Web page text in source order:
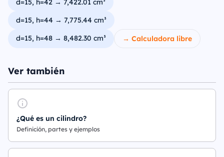
d=15, h=42 → 7,422.01 cm³
d=15, h=44 → 7,775.44 cm³
d=15, h=48 → 8,482.30 cm³
→ Calculadora libre
Ver también
¿Qué es un cilindro?
Definición, partes y ejemplos